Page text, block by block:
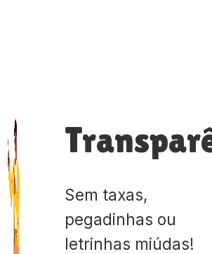
Sem taxas,
pegadinhas ou
letrinhas miúdas!